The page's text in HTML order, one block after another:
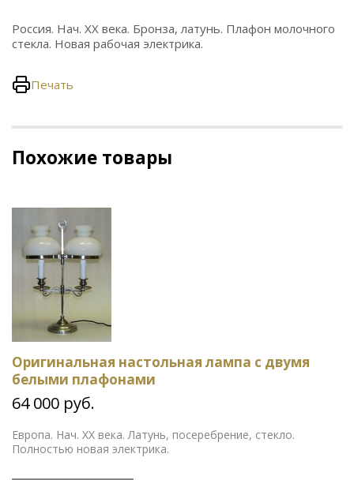
Россия. Нач. ХХ века. Бронза, латунь. Плафон молочного
стекла. Новая рабочая электрика.
Печать
Похожие товары
Оригинальная настольная лампа с двумя
белыми плафонами
64 000 руб.
Европа. Нач. ХХ века. Латунь, посеребрение, стекло.
Полностью новая электрика.